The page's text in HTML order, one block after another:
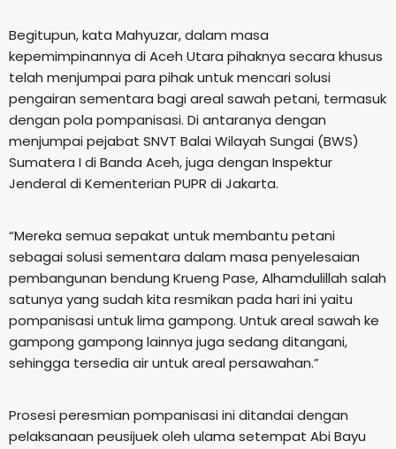
Begitupun, kata Mahyuzar, dalam masa
kepemimpinannya di Aceh Utara pihaknya secara khusus
telah menjumpai para pihak untuk mencari solusi
pengairan sementara bagi areal sawah petani, termasuk
dengan pola pompanisasi. Di antaranya dengan
menjumpai pejabat SNVT Balai Wilayah Sungai (BWS)
Sumatera I di Banda Aceh, juga dengan Inspektur
Jenderal di Kementerian PUPR di Jakarta.
“Mereka semua sepakat untuk membantu petani
sebagai solusi sementara dalam masa penyelesaian
pembangunan bendung Krueng Pase, Alhamdulillah salah
satunya yang sudah kita resmikan pada hari ini yaitu
pompanisasi untuk lima gampong. Untuk areal sawah ke
gampong gampong lainnya juga sedang ditangani,
sehingga tersedia air untuk areal persawahan.”
Prosesi peresmian pompanisasi ini ditandai dengan
pelaksanaan peusijuek oleh ulama setempat Abi Bayu